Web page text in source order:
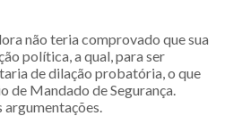
não teria comprovado que sua
política, a qual, para ser
de dilação probatória, o que
de Mandado de Segurança.